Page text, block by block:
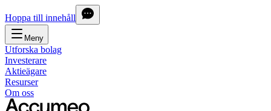
Hoppa till innehåll
Meny
Utforska bolag
Investerare
Aktieägare
Resurser
Om oss